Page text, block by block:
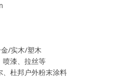
/实木/塑木
喷漆、拉丝等
杜邦户外粉末涂料